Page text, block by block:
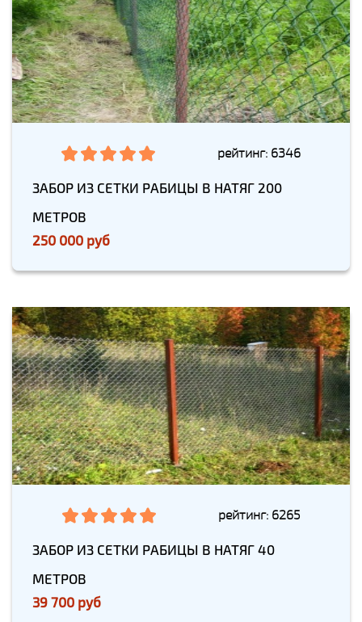
рейтинг: 6346
ЗАБОР ИЗ СЕТКИ РАБИЦЫ В НАТЯГ 200
МЕТРОВ
250 000 руб
рейтинг: 6265
ЗАБОР ИЗ СЕТКИ РАБИЦЫ В НАТЯГ 40
МЕТРОВ
39 700 руб